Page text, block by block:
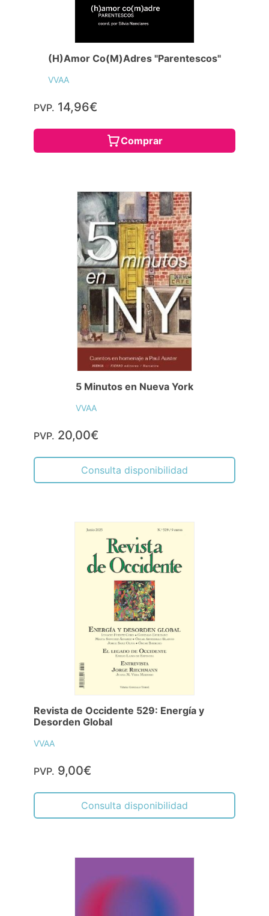
(H)Amor Co(M)Adres "Parentescos"
VVAA
PVP. 14,96€
Comprar
5 Minutos en Nueva York
VVAA
PVP. 20,00€
Consulta disponibilidad
Revista de Occidente 529: Energía y
Desorden Global
VVAA
PVP. 9,00€
Consulta disponibilidad